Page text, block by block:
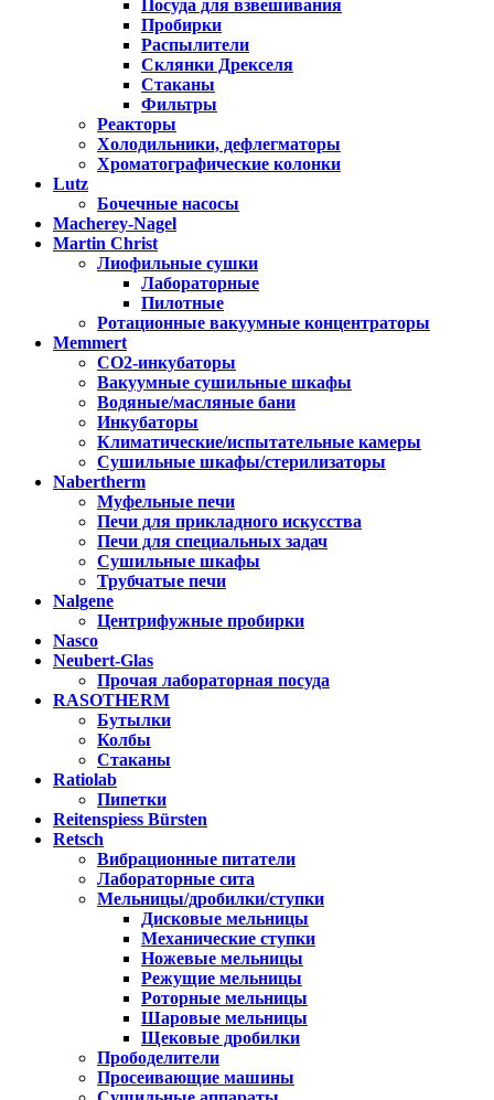
Посуда для взвешивания
Пробирки
Распылители
Склянки Дрекселя
Стаканы
Фильтры
Реакторы
Холодильники, дефлегматоры
Хроматографические колонки
Lutz
Бочечные насосы
Macherey-Nagel
Martin Christ
Лиофильные сушки
Лабораторные
Пилотные
Ротационные вакуумные концентраторы
Memmert
CO2-инкубаторы
Вакуумные сушильные шкафы
Водяные/масляные бани
Инкубаторы
Климатические/испытательные камеры
Сушильные шкафы/стерилизаторы
Nabertherm
Муфельные печи
Печи для прикладного искусства
Печи для специальных задач
Сушильные шкафы
Трубчатые печи
Nalgene
Центрифужные пробирки
Nasco
Neubert-Glas
Прочая лабораторная посуда
RASOTHERM
Бутылки
Колбы
Стаканы
Ratiolab
Пипетки
Reitenspiess Bürsten
Retsch
Вибрационные питатели
Лабораторные сита
Мельницы/дробилки/ступки
Дисковые мельницы
Механические ступки
Ножевые мельницы
Режущие мельницы
Роторные мельницы
Шаровые мельницы
Щековые дробилки
Прободелители
Просеивающие машины